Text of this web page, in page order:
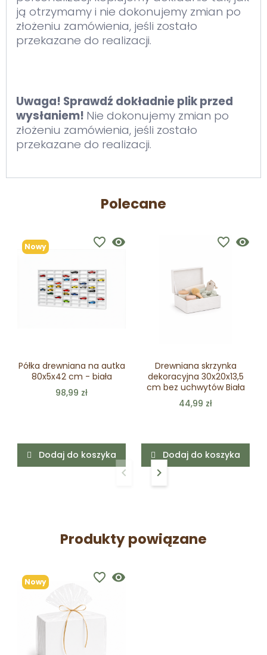
ją otrzymamy i nie dokonujemy zmian po
złożeniu zamówienia, jeśli zostało
przekazane do realizacji.
Uwaga! Sprawdź dokładnie plik przed
wysłaniem! Nie dokonujemy zmian po
złożeniu zamówienia, jeśli zostało
przekazane do realizacji.
Polecane
Nowy visibility
favorite_border
Półka drewniana na autka
80x5x42 cm - biała
98,99 zł
Dodaj do koszyka
visibility
favorite_border
Drewniana skrzynka
dekoracyjna 30x20x13,5
cm bez uchwytów Biała
44,99 zł
Dodaj do koszyka
Poprzedni
keyboard_arrow_left Następny
keyboard_arrow_right
Produkty powiązane
Nowy visibility
favorite_border